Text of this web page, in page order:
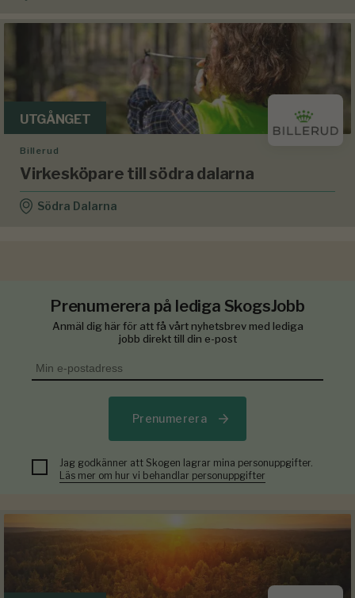
UTGÅNGET
Billerud
Virkesköpare till södra dalarna
Södra Dalarna
Prenumerera på lediga SkogsJobb
Anmäl dig här för att få vårt nyhetsbrev med lediga
jobb direkt till din e-post
Prenumerera
Jag godkänner att Skogen lagrar mina personuppgifter.
Läs mer om hur vi behandlar personuppgifter